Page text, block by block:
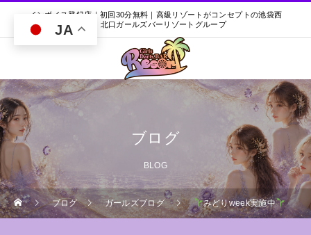
インボイス登録店｜初回30分無料｜高級リゾートがコンセプトの池袋西
口・北口ガールズバーリゾートグループ
ブログ
BLOG
ブログ ガールズブログ みどりweek実施中
JA